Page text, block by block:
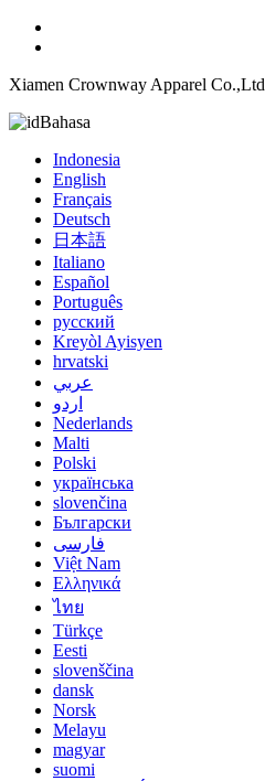
Xiamen Crownway Apparel Co.,Ltd
Bahasa
Indonesia
English
Français
Deutsch
日本語
Italiano
Español
Português
русский
Kreyòl Ayisyen
hrvatski
عربي
اردو
Nederlands
Malti
Polski
українська
slovenčina
Български
فارسی
Việt Nam
Ελληνικά
ไทย
Türkçe
Eesti
slovenščina
dansk
Norsk
Melayu
magyar
suomi